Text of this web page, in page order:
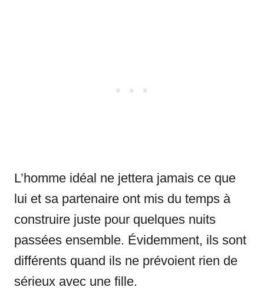
L’homme idéal ne jettera jamais ce que
lui et sa partenaire ont mis du temps à
construire juste pour quelques nuits
passées ensemble. Évidemment, ils sont
différents quand ils ne prévoient rien de
sérieux avec une fille.